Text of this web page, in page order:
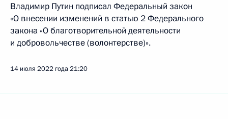
Владимир Путин подписал Федеральный закон
«О внесении изменений в статью 2 Федерального
закона «О благотворительной деятельности
и добровольчестве (волонтерстве)».
14 июля 2022 года21:20